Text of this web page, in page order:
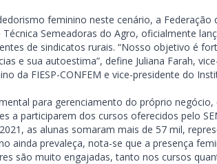
feminino neste cenário, a Federação
Técnica Semeadoras do Agro, oficialmente
de sindicatos rurais. “Nosso objetivo é
e sua autoestima”, define Juliana Farah,
da FIESP-CONFEM e vice-presidente do
para gerenciamento do próprio
a participarem dos cursos oferecidos pelo
as alunas somaram mais de 57 mil,
ainda prevaleça, nota-se que a presença
são muito engajadas, tanto nos cursos